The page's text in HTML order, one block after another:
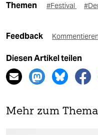
Themen #Festival
Feedback Kommentieren
Diesen Artikel teilen
Mehr zum Thema